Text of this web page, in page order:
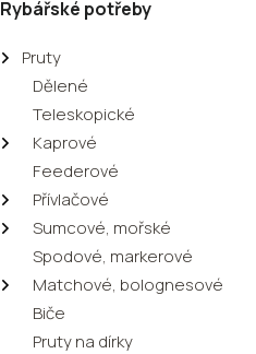
Rybářské potřeby
Pruty
Dělené
Teleskopické
Kaprové
Feederové
Přívlačové
Sumcové, mořské
Spodové, markerové
Matchové, bolognesové
Biče
Pruty na dírky